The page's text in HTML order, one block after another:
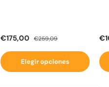
Precio de venta
€175,00 Precio normal
€259,09
Elegir opciones